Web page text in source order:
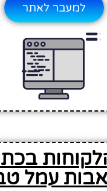
למעבר לאתר
עמל